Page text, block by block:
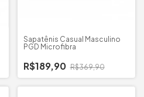
Sapatênis Casual Masculino
PGD Microfibra
R$189,90 R$369,90